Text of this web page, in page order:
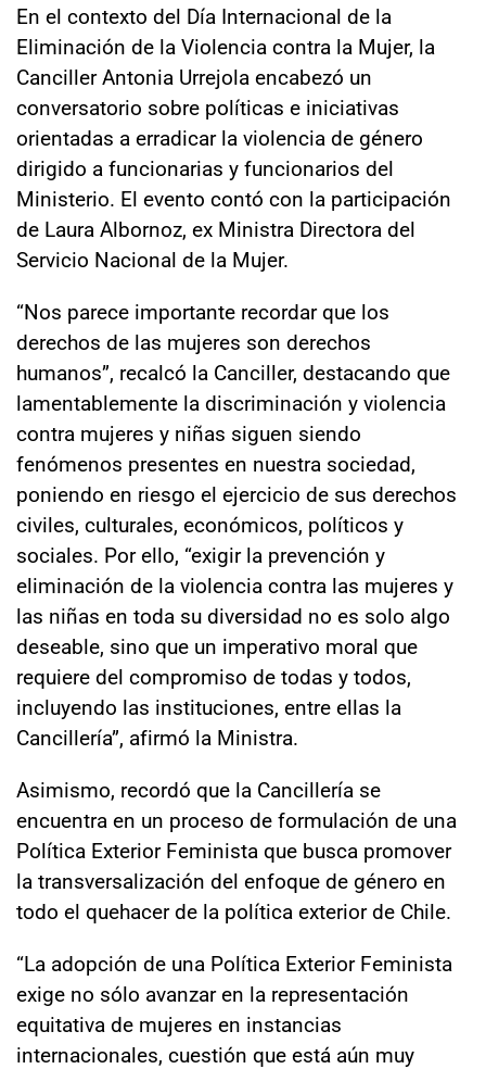
En el contexto del Día Internacional de la
Eliminación de la Violencia contra la Mujer, la
Canciller Antonia Urrejola encabezó un
conversatorio sobre políticas e iniciativas
orientadas a erradicar la violencia de género
dirigido a funcionarias y funcionarios del
Ministerio. El evento contó con la participación
de Laura Albornoz, ex Ministra Directora del
Servicio Nacional de la Mujer.
“Nos parece importante recordar que los
derechos de las mujeres son derechos
humanos”, recalcó la Canciller, destacando que
lamentablemente la discriminación y violencia
contra mujeres y niñas siguen siendo
fenómenos presentes en nuestra sociedad,
poniendo en riesgo el ejercicio de sus derechos
civiles, culturales, económicos, políticos y
sociales. Por ello, “exigir la prevención y
eliminación de la violencia contra las mujeres y
las niñas en toda su diversidad no es solo algo
deseable, sino que un imperativo moral que
requiere del compromiso de todas y todos,
incluyendo las instituciones, entre ellas la
Cancillería”, afirmó la Ministra.
Asimismo, recordó que la Cancillería se
encuentra en un proceso de formulación de una
Política Exterior Feminista que busca promover
la transversalización del enfoque de género en
todo el quehacer de la política exterior de Chile.
“La adopción de una Política Exterior Feminista
exige no sólo avanzar en la representación
equitativa de mujeres en instancias
internacionales, cuestión que está aún muy